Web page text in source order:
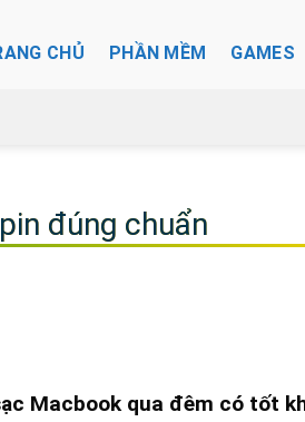
CHỦ PHẦN MỀM GAMES
đúng chuẩn
Macbook qua đêm có tốt